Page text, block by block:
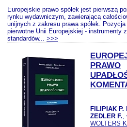
Europejskie prawo spółek jest pierwszą
rynku wydawniczym, zawierającą
unijnych z zakresu prawa spółek.
pierwotne Unii Europejskiej - instrumenty
standardów... >>>
PRAWO
FILIPIAK P.
ZEDLER F.,
WOLTERS